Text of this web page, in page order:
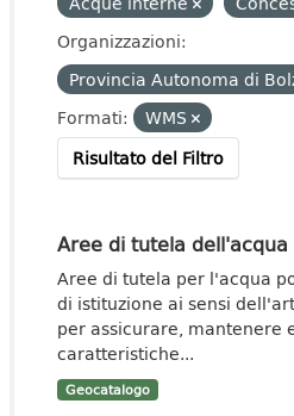
Organizzazioni:
Provincia Autonoma di
Formati:
WMS
Risultato del Filtro
Aree di tutela
Aree di tutela per l'acqua
di istituzione ai sensi
per assicurare, mantenere
caratteristiche...
Geocatalogo